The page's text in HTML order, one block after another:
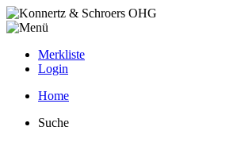
Merkliste
Login
Home
Suche